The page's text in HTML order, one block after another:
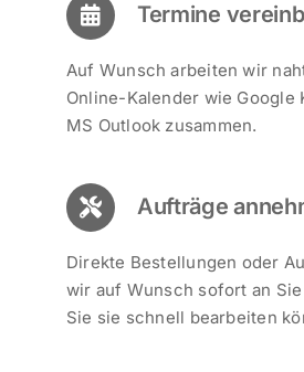
Termine
Auf Wunsch arbeiten wir
Online-Kalender wie Google
MS Outlook zusammen.
Aufträge
Direkte Bestellungen oder
wir auf Wunsch sofort an
Sie sie schnell bearbeiten